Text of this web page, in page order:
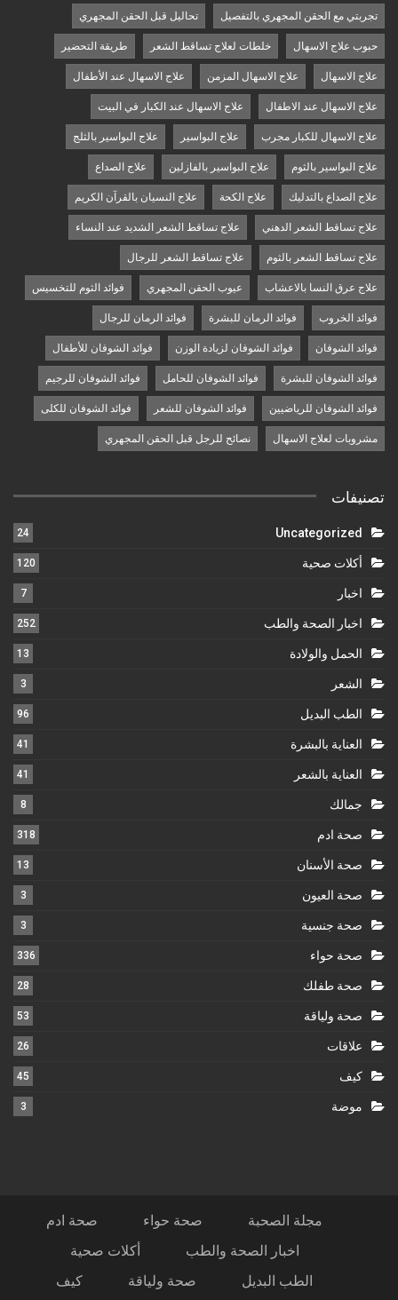
تجربتي مع الحقن المجهري بالتفصيل تحاليل قبل الحقن المجهري
حبوب علاج الاسهال خلطات لعلاج تساقط الشعر طريقة التحضير
علاج الاسهال علاج الاسهال المزمن علاج الاسهال عند الأطفال
علاج الاسهال عند الاطفال علاج الاسهال عند الكبار في البيت
علاج الاسهال للكبار مجرب علاج البواسير علاج البواسير بالثلج
علاج البواسير بالثوم علاج البواسير بالفازلين علاج الصداع
علاج الصداع بالتدليك علاج الكحة علاج النسيان بالقرآن الكريم
علاج تساقط الشعر الدهني علاج تساقط الشعر الشديد عند النساء
علاج تساقط الشعر بالثوم علاج تساقط الشعر للرجال
علاج عرق النسا بالاعشاب عيوب الحقن المجهري فوائد الثوم للتخسيس
فوائد الخروب فوائد الرمان للبشرة فوائد الرمان للرجال
فوائد الشوفان فوائد الشوفان لزيادة الوزن فوائد الشوفان للأطفال
فوائد الشوفان للبشرة فوائد الشوفان للحامل فوائد الشوفان للرجيم
فوائد الشوفان للرياضيين فوائد الشوفان للشعر فوائد الشوفان للكلى
مشروبات لعلاج الاسهال نصائح للرجل قبل الحقن المجهري
تصنيفات
Uncategorized
24
أكلات صحية 120
اخبار 7
اخبار الصحة والطب 252
الحمل والولادة 13
الشعر 3
الطب البديل 96
العناية بالبشرة 41
العناية بالشعر 41
جمالك 8
صحة ادم 318
صحة الأسنان 13
صحة العيون 3
صحة جنسية 3
صحة حواء 336
صحة طفلك 28
صحة ولياقة 53
علاقات 26
كيف 45
موضة 3
مجلة الصحبة صحة حواء
صحة ادم
اخبار الصحة والطب
أكلات صحية
الطب البديل
صحة ولياقة
كيف